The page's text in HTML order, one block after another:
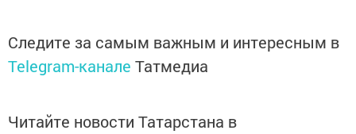
Следите за самым важным и интересным в
Telegram-канале Татмедиа
Читайте новости Татарстана в